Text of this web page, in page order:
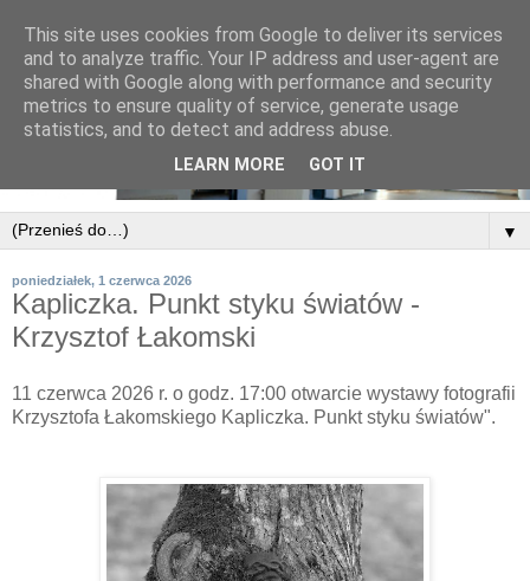
▼
poniedziałek, 1 czerwca 2026
Kapliczka. Punkt styku światów -
Krzysztof Łakomski
11 czerwca 2026 r. o godz. 17:00 otwarcie wystawy fotografii
Krzysztofa Łakomskiego Kapliczka. Punkt styku światów".
This site uses cookies from Google to deliver its services
and to analyze traffic. Your IP address and user-agent are
shared with Google along with performance and security
metrics to ensure quality of service, generate usage
statistics, and to detect and address abuse.
LEARN MORE GOT IT